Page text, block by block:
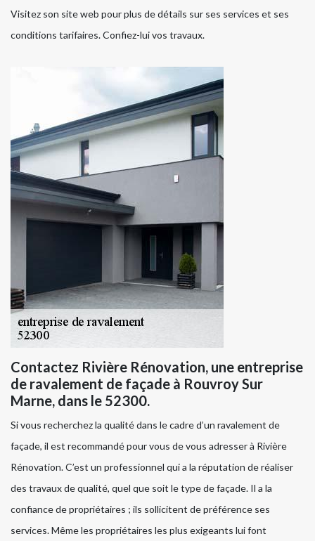
Visitez son site web pour plus de détails sur ses services et ses
conditions tarifaires. Confiez-lui vos travaux.
Contactez Rivière Rénovation, une entreprise
de ravalement de façade à Rouvroy Sur
Marne, dans le 52300.
Si vous recherchez la qualité dans le cadre d’un ravalement de
façade, il est recommandé pour vous de vous adresser à Rivière
Rénovation. C’est un professionnel qui a la réputation de réaliser
des travaux de qualité, quel que soit le type de façade. Il a la
confiance de propriétaires ; ils sollicitent de préférence ses
services. Même les propriétaires les plus exigeants lui font